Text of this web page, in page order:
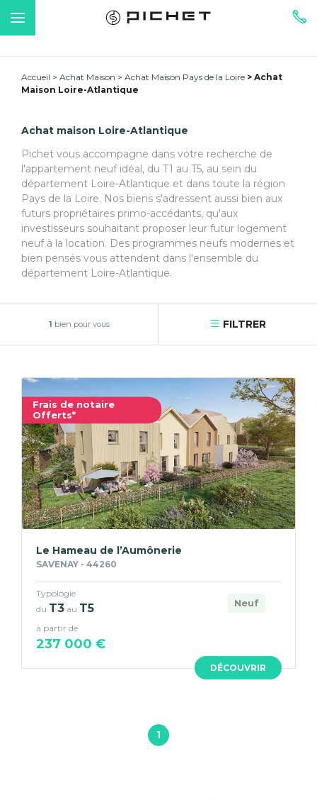
Accueil Achat Maison Achat Maison Pays de la Loire
Achat
Maison Loire-Atlantique
Achat maison Loire-Atlantique
Pichet vous accompagne dans votre recherche de
l'appartement neuf idéal, du T1 au T5, au sein du
département Loire-Atlantique et dans toute la région
Pays de la Loire. Nos biens s'adressent aussi bien aux
futurs propriétaires primo-accédants, qu'aux
investisseurs souhaitant proposer leur futur logement
neuf à la location. Des programmes neufs modernes et
bien pensés vous attendent dans l'ensemble du
département Loire-Atlantique.
1 bien pour vous FILTRER
Frais de notaire
Offerts*
DÉCOUVRIR
Le Hameau de l’Aumônerie
SAVENAY - 44260
Neuf
Typologie
du T3 au T5
à partir de
237 000 €
1